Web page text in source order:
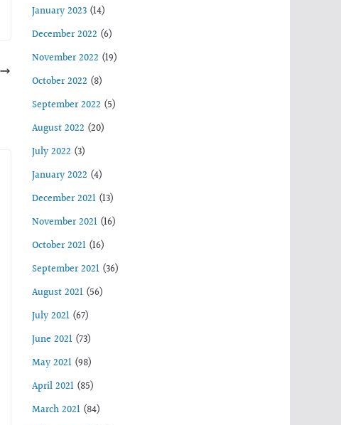
January 2023 (14)
December 2022 (6)
November 2022 (19)
October 2022 (8)
September 2022 (5)
August 2022 (20)
July 2022 (3)
January 2022 (4)
December 2021 (13)
November 2021 (16)
October 2021 (16)
September 2021 (36)
August 2021 (56)
July 2021 (67)
June 2021 (73)
May 2021 (98)
April 2021 (85)
March 2021 (84)